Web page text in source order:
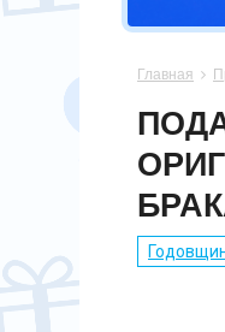
МАМЕ
ПОДРУГЕ
СЕСТРЕ
ПАПЕ
СЫНУ
ПАСХА
ЮБИЛЕЙ
14 ФЕВРАЛЯ
Главная 